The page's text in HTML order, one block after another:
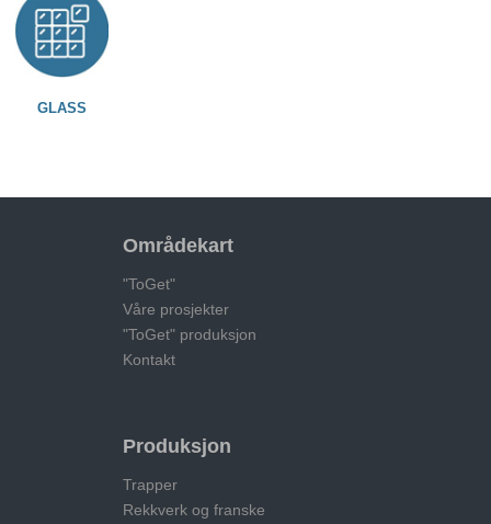
GLASS
Områdekart
"ToGet"
Våre prosjekter
"ToGet" produksjon
Kontakt
Produksjon
Trapper
Rekkverk og franske